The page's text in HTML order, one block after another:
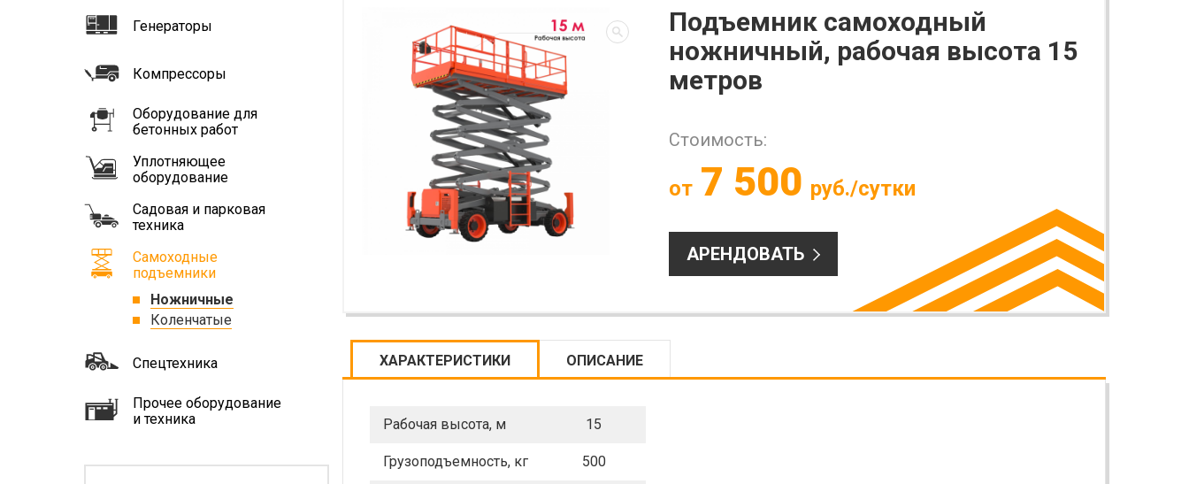
Генераторы
Компрессоры
Оборудование для
бетонных работ
Уплотняющее
оборудование
Садовая и парковая
техника
Самоходные
подъемники
Ножничные
Коленчатые
Спецтехника
Прочее оборудование
и техника
Подъемник самоходный
ножничный, рабочая высота 15
метров
Стоимость:
от 7 500 руб./сутки
АРЕНДОВАТЬ
ХАРАКТЕРИСТИКИ ОПИСАНИЕ
Рабочая высота, м 15
Грузоподъемность, кг 500